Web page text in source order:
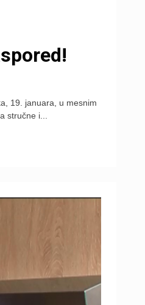
19. januara, u mesnim
stručne i...